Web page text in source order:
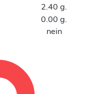
2.40 g.
0.00 g.
nein